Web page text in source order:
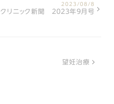
2023/08/8
クリニック新聞 ２０２３年９月号
望妊治療